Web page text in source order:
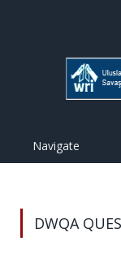
Navigate
DWQA